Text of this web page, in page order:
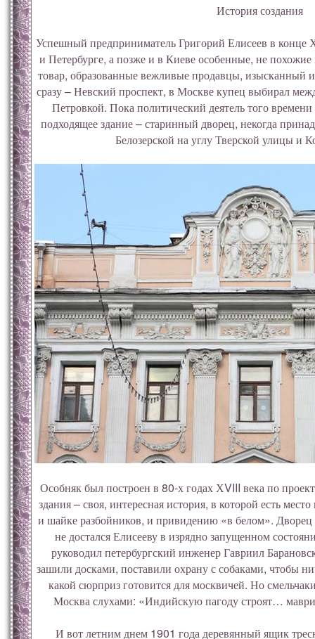
История создания
Успешный предприниматель Григорий Елисеев в конце
и Петербурге, а позже и в Киеве особенные, не
товар, образованные вежливые продавцы, изысканный
сразу – Невский проспект, в Москве купец выбирал
Петровкой. Пока политический деятель того
подходящее здание – старинный дворец, некогда
Белозерской на углу Тверской улицы и
Особняк был построен в 80-х годах ХVIII века по
здания – своя, интересная история, в которой есть
и шайке разбойников, и привидению «в белом».
не достался Елисееву в изрядно запущенном
руководил петербургский инженер Гавриил
зашили досками, поставили охрану с собаками, чтобы
какой сюрприз готовится для москвичей. Но
Москва слухами: «Индийскую пагоду строят…
И вот летним днем 1901 года деревянный ящик